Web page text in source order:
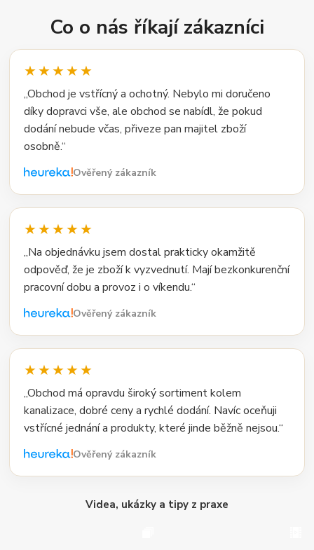
Co o nás říkají zákazníci
★★★★★
„Obchod je vstřícný a ochotný. Nebylo mi doručeno
díky dopravci vše, ale obchod se nabídl, že pokud
dodání nebude včas, přiveze pan majitel zboží
osobně.“
Ověřený zákazník
★★★★★
„Na objednávku jsem dostal prakticky okamžitě
odpověď, že je zboží k vyzvednutí. Mají bezkonkurenční
pracovní dobu a provoz i o víkendu.“
Ověřený zákazník
★★★★★
„Obchod má opravdu široký sortiment kolem
kanalizace, dobré ceny a rychlé dodání. Navíc oceňuji
vstřícné jednání a produkty, které jinde běžně nejsou.“
Ověřený zákazník
Videa, ukázky a tipy z praxe